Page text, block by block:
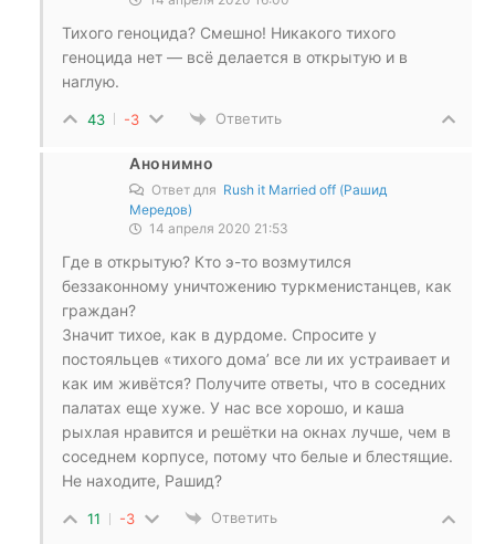
Тихого геноцида? Смешно! Никакого тихого
геноцида нет — всё делается в открытую и в
наглую.
43 -3 Ответить
Анонимно
Ответ для Rush it Married off (Рашид
Мередов)
14 апреля 2020 21:53
Где в открытую? Кто э-то возмутился
беззаконному уничтожению туркменистанцев, как
граждан?
Значит тихое, как в дурдоме. Спросите у
постояльцев «тихого дома’ все ли их устраивает и
как им живётся? Получите ответы, что в соседних
палатах еще хуже. У нас все хорошо, и каша
рыхлая нравится и решётки на окнах лучше, чем в
соседнем корпусе, потому что белые и блестящие.
Не находите, Рашид?
11 -3 Ответить